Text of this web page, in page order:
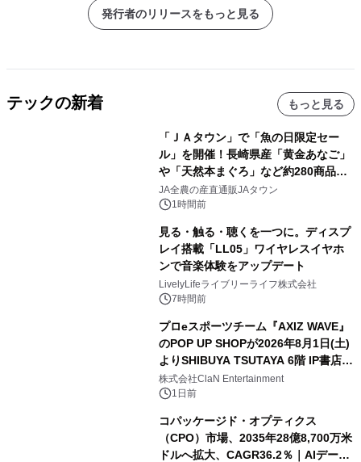
発行者のリリースをもっと見る
テックの新着 もっと見る
「ＪＡタウン」で「魚の日限定セー
ル」を開催！長崎県産「黄金あなご」
や「天然本まぐろ」など約280商品を
販売！～毎月１０日の定例企画～
JA全農の産直通販JAタウン
1時間前
見る・触る・聴くを一つに。ディスプ
レイ搭載「LL05」ワイヤレスイヤホ
ンで音楽体験をアップデート
LivelyLifeライブリーライフ株式会社
7時間前
プロeスポーツチーム『AXIZ WAVE』
のPOP UP SHOPが2026年8月1日(土)
よりSHIBUYA TSUTAYA 6階 IP書店で
開催決定！！
株式会社ClaN Entertainment
1日前
コパッケージド・オプティクス
（CPO）市場、2035年28億8,700万米
ドルへ拡大、CAGR36.2％｜AIデータ